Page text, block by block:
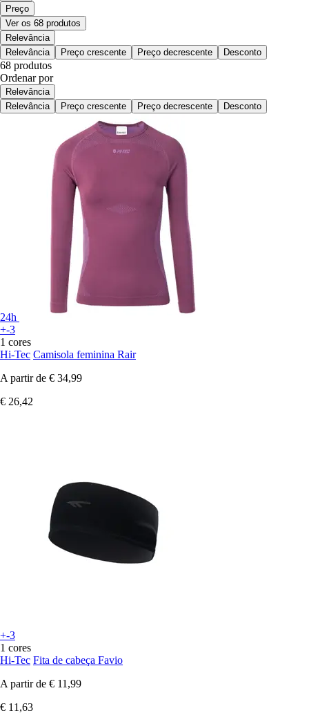
Preço
Ver os 68 produtos
Relevância
Relevância
Preço crescente Preço decrescente Desconto
68 produtos
Ordenar por
Relevância
Relevância
Preço crescente Preço decrescente Desconto
24h
+-3
1 cores
Hi-Tec Camisola feminina Rair
A partir de € 34,99
€ 26,42
+-3
1 cores
Hi-Tec Fita de cabeça Favio
A partir de € 11,99
€ 11,63